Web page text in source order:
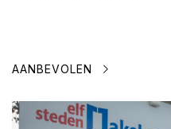
AANBEVOLEN